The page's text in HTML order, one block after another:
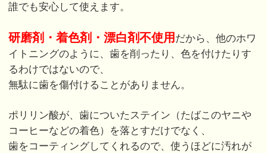
誰でも安心して使えます。
研磨剤・着色剤・漂白剤不使用 だから、他のホワ
イトニングのように、歯を削ったり、色を付けたりす
るわけではないので、
無駄に歯を傷付けることがありません。
ポリリン酸が、歯についたステイン（たばこのヤニや
コーヒーなどの着色）を落とすだけでなく、
歯をコーティングしてくれるので、使うほどに汚れが